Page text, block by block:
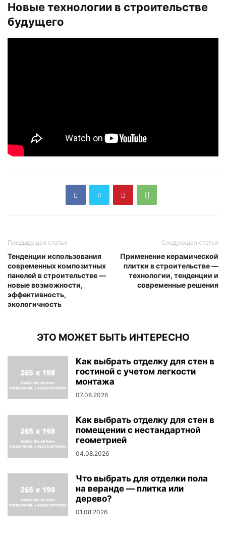
Новые технологии в строительстве
будущего
Предыдущая статья
Тенденции использования
современных композитных
панелей в строительстве —
новые возможности,
эффективность,
экологичность
Следующая статья
Применение керамической
плитки в строительстве —
технологии, тенденции и
современные решения
ЭТО МОЖЕТ БЫТЬ ИНТЕРЕСНО
Как выбрать отделку для стен в
гостиной с учетом легкости
монтажа
07.08.2026
Как выбрать отделку для стен в
помещении с нестандартной
геометрией
04.08.2026
Что выбрать для отделки пола
на веранде — плитка или
дерево?
01.08.2026